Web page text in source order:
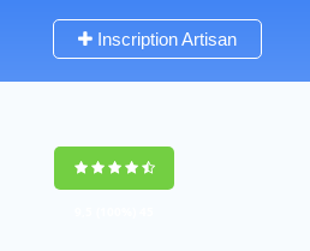
Inscription Artisan